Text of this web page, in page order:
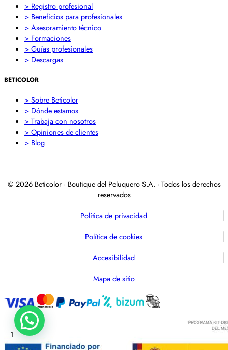
> Registro profesional
> Beneficios para profesionales
> Asesoramiento técnico
> Formaciones
> Guías profesionales
> Descargas
BETICOLOR
> Sobre Beticolor
> Dónde estamos
> Trabaja con nosotros
> Opiniones de clientes
> Blog
© 2026 Beticolor · Boutique del Peluquero S.A. · Todos los derechos
reservados
Política de privacidad
Política de cookies
Accesibilidad
Mapa de sitio
1